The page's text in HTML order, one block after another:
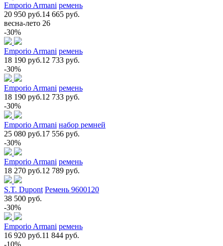
Emporio Armani ремень
20 950 руб.14 665 руб.
весна-лето 26
-30%
Emporio Armani ремень
18 190 руб.12 733 руб.
-30%
Emporio Armani ремень
18 190 руб.12 733 руб.
-30%
Emporio Armani набор ремней
25 080 руб.17 556 руб.
-30%
Emporio Armani ремень
18 270 руб.12 789 руб.
S.T. Dupont Ремень 9600120
38 500 руб.
-30%
Emporio Armani ремень
16 920 руб.11 844 руб.
-10%